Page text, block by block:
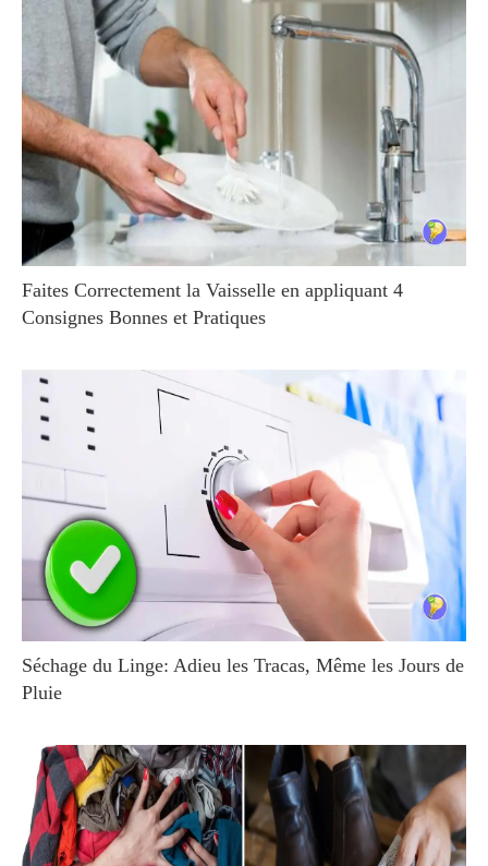
Faites Correctement la Vaisselle en appliquant 4
Consignes Bonnes et Pratiques
Séchage du Linge: Adieu les Tracas, Même les Jours de
Pluie